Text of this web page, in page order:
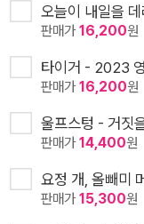
오늘이 내일을
판매가16,200원
타이거 - 2023
판매가16,200원
울프스텅 - 거짓
판매가14,400원
요정 개, 올빼미
판매가15,300원